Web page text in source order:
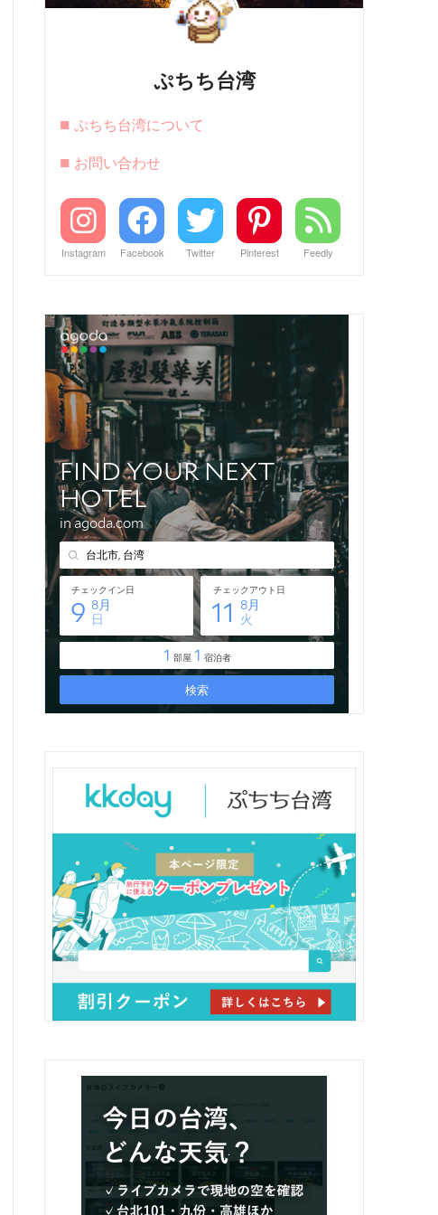
ぷちち台湾
■ ぷちち台湾について
■ お問い合わせ
Instagram Facebook Twitter Pinterest Feedly